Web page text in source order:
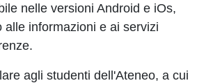
nelle versioni Android e iOs,
alle informazioni e ai servizi
agli studenti dell'Ateneo, a cui